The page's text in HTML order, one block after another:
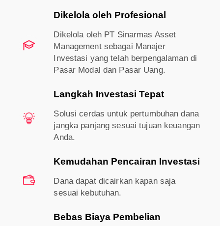
Dikelola oleh Profesional
Dikelola oleh PT Sinarmas Asset
Management sebagai Manajer
Investasi yang telah berpengalaman di
Pasar Modal dan Pasar Uang.
Langkah Investasi Tepat
Solusi cerdas untuk pertumbuhan dana
jangka panjang sesuai tujuan keuangan
Anda.
Kemudahan Pencairan Investasi
Dana dapat dicairkan kapan saja
sesuai kebutuhan.
Bebas Biaya Pembelian